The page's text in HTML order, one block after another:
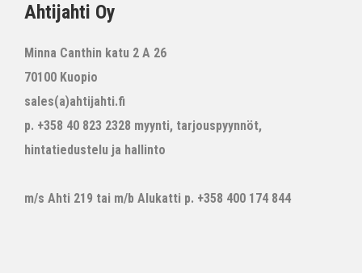
Ahtijahti Oy
Minna Canthin katu 2 A 26
70100 Kuopio
sales(a)ahtijahti.fi
p. +358 40 823 2328 myynti, tarjouspyynnöt,
hintatiedustelu ja hallinto
m/s Ahti 219 tai m/b Alukatti p. +358 400 174 844